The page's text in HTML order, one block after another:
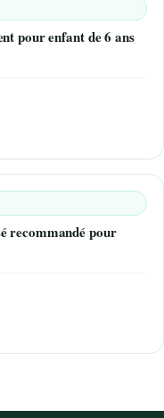
pour enfant de 6 ans
recommandé pour